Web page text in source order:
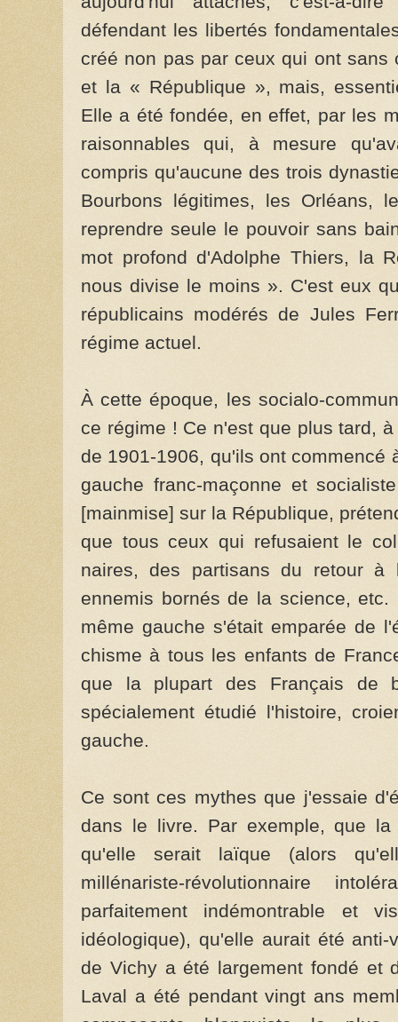
défendant les libertés
créé non pas par ceux qui ont
et la « République », mais,
Elle a été fondée, en effet, par les
raisonnables qui, à mesure
compris qu'aucune des trois
Bourbons légitimes, les Orléans,
reprendre seule le pouvoir sans
mot profond d'Adolphe Thiers, la
nous divise le moins ». C'est eux
républicains modérés de Jules
régime actuel.
À cette époque, les socialo-­
ce régime ! Ce n'est que plus tard,
de 1901-1906, qu'ils ont commencé
gauche franc-maçonne et
[mainmise] sur la République,
que tous ceux qui refusaient le
naires, des partisans du retour à
ennemis bornés de la science,
même gauche s'était emparée de
chisme à tous les enfants de
que la plupart des Français de
spécialement étudié l'histoire,
gauche.
Ce sont ces mythes que j'essaie
dans le livre. Par exemple, que
qu'elle serait laïque (alors
millénariste-révolutionnaire
parfaitement indémontrable et
idéologique), qu'elle aurait été
de Vichy a été largement fondé et
Laval a été pendant vingt ans